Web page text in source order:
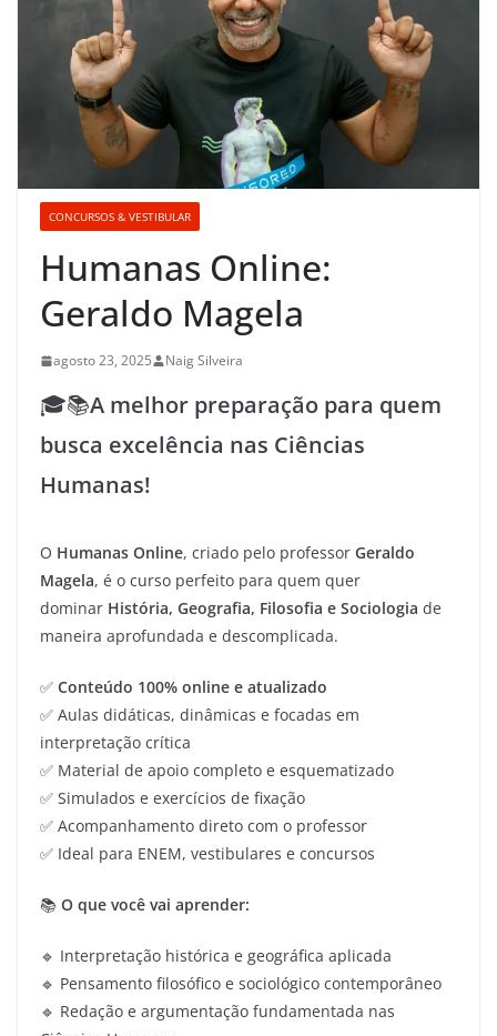
CONCURSOS & VESTIBULAR
Humanas Online:
Geraldo Magela
agosto 23, 2025 Naig Silveira
🎓📚A melhor preparação para quem
busca excelência nas Ciências
Humanas!
O Humanas Online, criado pelo professor Geraldo
Magela, é o curso perfeito para quem quer
dominar História, Geografia, Filosofia e Sociologia de
maneira aprofundada e descomplicada.
✅ Conteúdo 100% online e atualizado
✅ Aulas didáticas, dinâmicas e focadas em
interpretação crítica
✅ Material de apoio completo e esquematizado
✅ Simulados e exercícios de fixação
✅ Acompanhamento direto com o professor
✅ Ideal para ENEM, vestibulares e concursos
📚 O que você vai aprender:
🔹 Interpretação histórica e geográfica aplicada
🔹 Pensamento filosófico e sociológico contemporâneo
🔹 Redação e argumentação fundamentada nas